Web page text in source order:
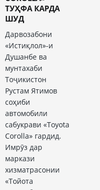
ТУҲФА КАРДА
ШУД
Дарвозабони
«Истиқлол»-и
Душанбе ва
мунтахаби
Тоҷикистон
Рустам Ятимов
соҳиби
автомобили
сабукрави «Toyota
Corolla» гардид.
Имрӯз дар
маркази
хизматрасонии
«Тойота